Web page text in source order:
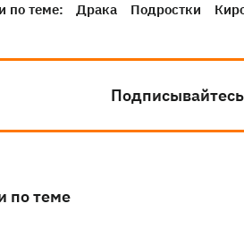
по теме: Драка Подростки
по теме